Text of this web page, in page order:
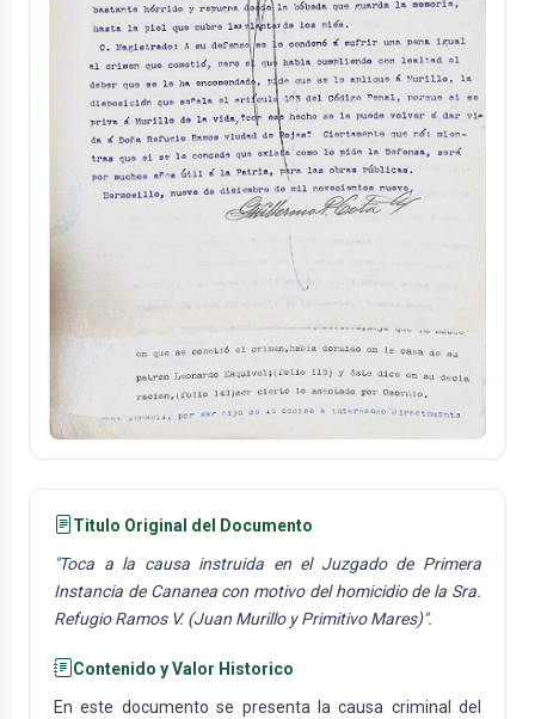
Titulo Original del Documento
"Toca a la causa instruida en el Juzgado de Primera
Instancia de Cananea con motivo del homicidio de la Sra.
Refugio Ramos V. (Juan Murillo y Primitivo Mares)".
Contenido y Valor Historico
En este documento se presenta la causa criminal del